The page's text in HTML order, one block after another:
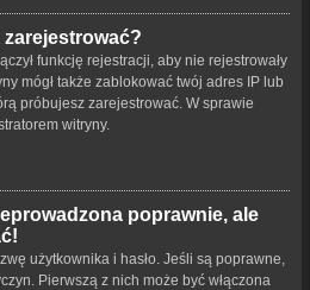
zarejestrować?
funkcję rejestracji, aby nie rejestrowały
mógł także zablokować twój adres IP lub
próbujesz zarejestrować. W sprawie
witryny.
poprawnie, ale
użytkownika i hasło. Jeśli są poprawne,
Pierwszą z nich może być włączona